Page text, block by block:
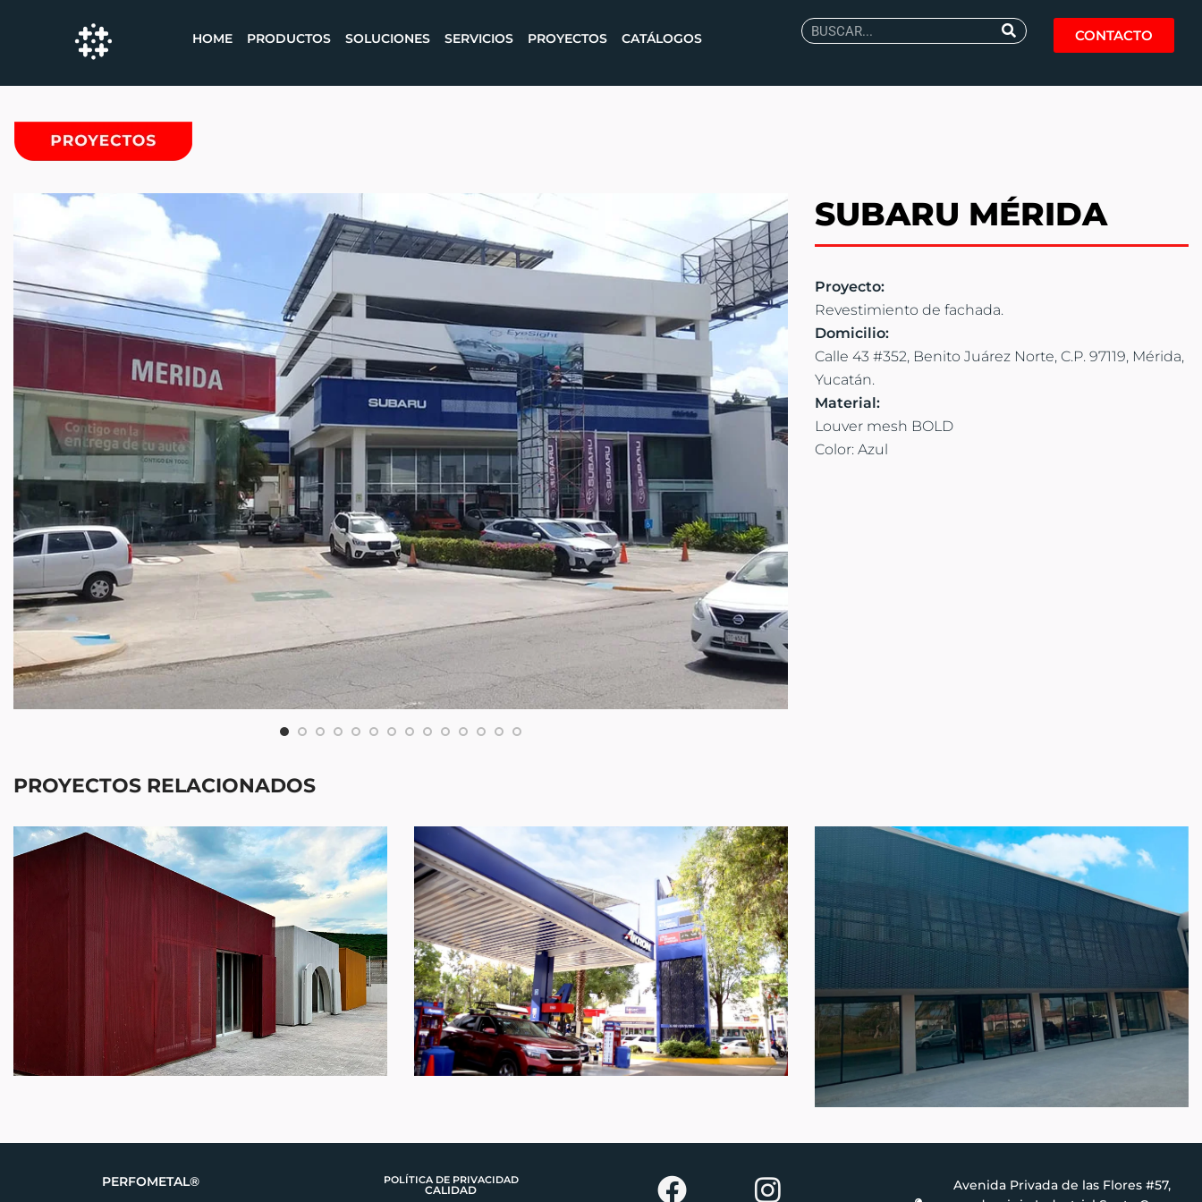
HOME PRODUCTOS SOLUCIONES SERVICIOS PROYECTOS CATÁLOGOS CONTACTO
SUBARU MÉRIDA
Proyecto:
Revestimiento de fachada.
Domicilio:
Calle 43 #352, Benito Juárez Norte, C.P. 97119, Mérida,
Yucatán.
Material:
Louver mesh BOLD
Color: Azul
PROYECTOS RELACIONADOS
PERFOMETAL® POLÍTICA DE PRIVACIDAD
CALIDAD
Avenida Privada de las Flores #57,